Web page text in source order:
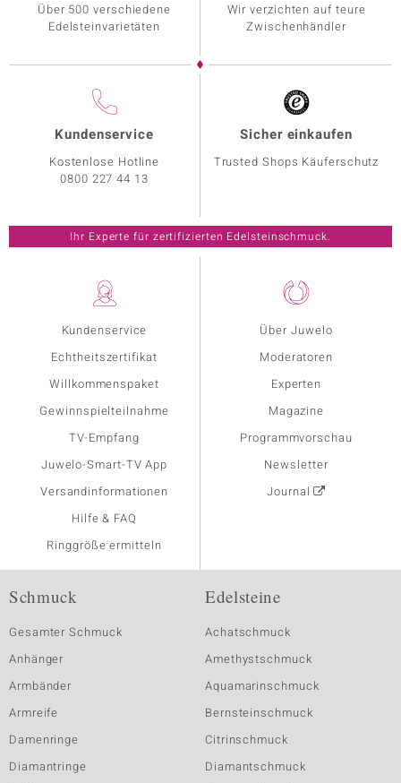
Kundenservice
Echtheitszertifikat
Willkommenspaket
Gewinnspielteilnahme
TV-Empfang
Juwelo-Smart-TV App
Versandinformationen
Hilfe & FAQ
Ringgröße ermitteln
Über Juwelo
Moderatoren
Experten
Magazine
Programmvorschau
Newsletter
Journal
Über 500 verschiedene
Edelsteinvarietäten
Wir verzichten auf teure
Zwischenhändler
Kundenservice
Kostenlose Hotline
0800 227 44 13
Sicher einkaufen
Trusted Shops Käuferschutz
Ihr Experte für zertifizierten Edelsteinschmuck.
Schmuck
Gesamter Schmuck
Anhänger
Armbänder
Armreife
Damenringe
Diamantringe
Edelsteine
Achatschmuck
Amethystschmuck
Aquamarinschmuck
Bernsteinschmuck
Citrinschmuck
Diamantschmuck